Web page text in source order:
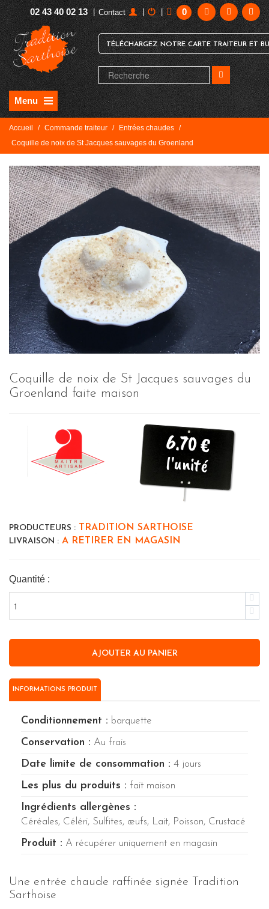
02 43 40 02 13 | Contact | | 0
TÉLÉCHARGEZ NOTRE CARTE TRAITEUR ET
Menu
Accueil / Commande traiteur / Entrées chaudes /
Coquille de noix de St Jacques sauvages du Groenland
Coquille de noix de St Jacques sauvages du
Groenland faite maison
6.70 €
l'unité
PRODUCTEURS : TRADITION SARTHOISE
LIVRAISON : A RETIRER EN MAGASIN
Quantité :
INFORMATIONS PRODUIT
Conditionnement : barquette
Conservation : Au frais
Date limite de consommation : 4 jours
Les plus du produits : fait maison
Ingrédients allergènes :
Céréales, Céléri, Sulfites, œufs, Lait, Poisson, Crustacé
Produit : A récupérer uniquement en magasin
Une entrée chaude raffinée signée Tradition
Sarthoise